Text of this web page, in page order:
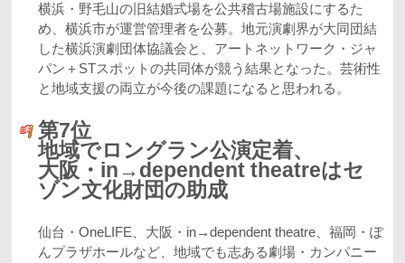
横浜・野毛山の旧結婚式場を公共稽古場施設にするた
め、横浜市が運営管理者を公募。地元演劇界が大同団結
した横浜演劇団体協議会と、アートネットワーク・ジャ
パン＋STスポットの共同体が競う結果となった。芸術性
と地域支援の両立が今後の課題になると思われる。
第7位
地域でロングラン公演定着、
大阪・in→dependent theatreはセ
ゾン文化財団の助成
仙台・OneLIFE、大阪・in→dependent theatre、福岡・ぽ
んプラザホールなど、地域でも志ある劇場・カンパニー